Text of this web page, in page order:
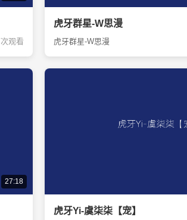
观看
虎牙群星-W思漫
虎牙群星-W思漫
27:18
虎牙Yi-虞柒柒【宠】